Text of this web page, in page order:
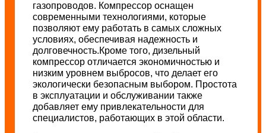
газопроводов. Компрессор оснащен
современными технологиями, которые
позволяют ему работать в самых сложных
условиях, обеспечивая надежность и
долговечность.Кроме того, дизельный
компрессор отличается экономичностью и
низким уровнем выбросов, что делает его
экологически безопасным выбором. Простота
в эксплуатации и обслуживании также
добавляет ему привлекательности для
специалистов, работающих в этой области.